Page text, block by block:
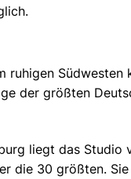
ruhigen
der größten
liegt das Studio
die 30 größten.